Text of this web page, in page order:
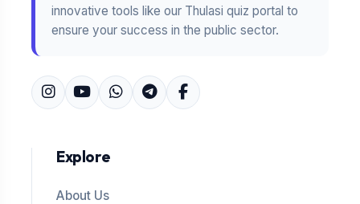
innovative tools like our Thulasi quiz portal to
ensure your success in the public sector.
Explore
About Us